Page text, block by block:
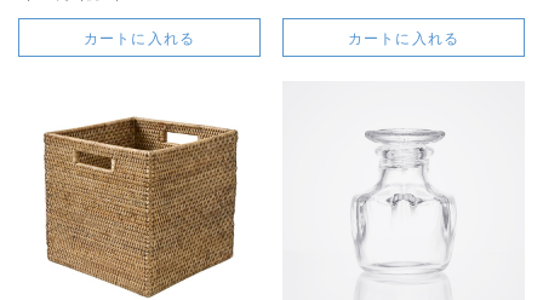
カートに入れる カートに入れる